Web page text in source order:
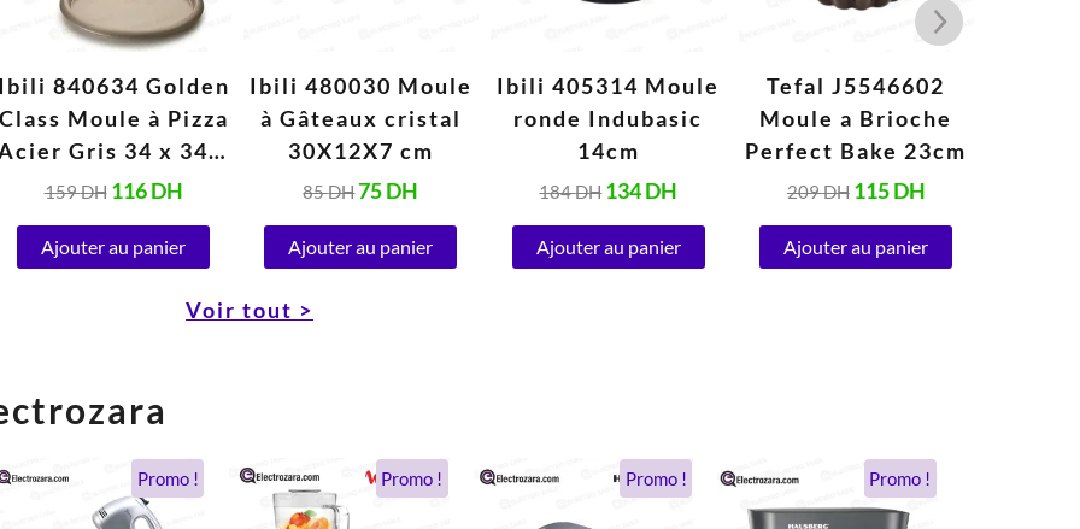
Ibili 840634 Golden
Class Moule à Pizza
Gris 34 x 34 x
3 cm
159DH 116DH
Ajouter au panier
Ibili 480030 Moule
à Gâteaux cristal
30X12X7 cm
85DH75DH
Ajouter au panier
Ibili 405314 Moule
ronde Indubasic
14cm
184DH 134DH
Ajouter au panier
Tefal J5546602
Moule a Brioche
Perfect Bake 23cm
209DH 115DH
Ajouter au panier
Voir tout >
Promo !
prix
Le
prix
Promo !
prix
Le
prix
Promo !
Le
prix
Promo !
prix
Le
prix